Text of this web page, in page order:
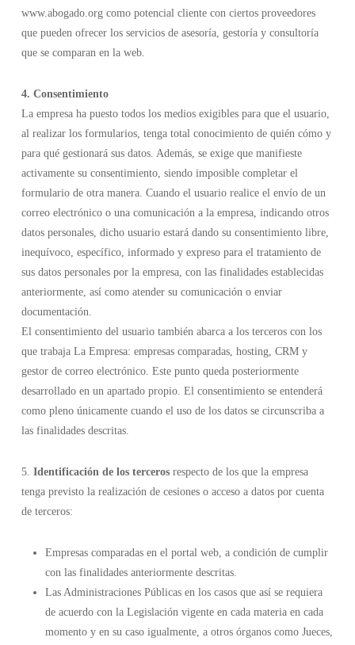
www.abogado.org como potencial cliente con ciertos proveedores
que pueden ofrecer los servicios de asesoría, gestoría y consultoría
que se comparan en la web.
4. Consentimiento
La empresa ha puesto todos los medios exigibles para que el usuario,
al realizar los formularios, tenga total conocimiento de quién cómo y
para qué gestionará sus datos. Además, se exige que manifieste
activamente su consentimiento, siendo imposible completar el
formulario de otra manera. Cuando el usuario realice el envío de un
correo electrónico o una comunicación a la empresa, indicando otros
datos personales, dicho usuario estará dando su consentimiento libre,
inequívoco, específico, informado y expreso para el tratamiento de
sus datos personales por la empresa, con las finalidades establecidas
anteriormente, así como atender su comunicación o enviar
documentación.
El consentimiento del usuario también abarca a los terceros con los
que trabaja La Empresa: empresas comparadas, hosting, CRM y
gestor de correo electrónico. Este punto queda posteriormente
desarrollado en un apartado propio. El consentimiento se entenderá
como pleno únicamente cuando el uso de los datos se circunscriba a
las finalidades descritas.
5. Identificación de los tercerosrespecto de los que la empresa
tenga previsto la realización de cesiones o acceso a datos por cuenta
de terceros:
Empresas comparadas en el portal web, a condición de cumplir
con las finalidades anteriormente descritas.
Las Administraciones Públicas en los casos que así se requiera
de acuerdo con la Legislación vigente en cada materia en cada
momento y en su caso igualmente, a otros órganos como Jueces,